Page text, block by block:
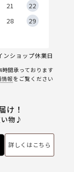
21
22
28
29
ンショップ休業日
間承っております
報をご覧ください
け！
物♪
詳しくはこちら